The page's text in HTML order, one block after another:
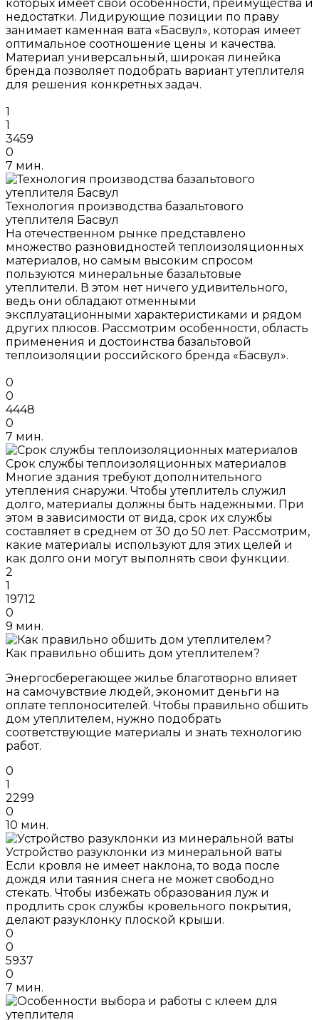
которых имеет свои особенности, преимущества и
недостатки. Лидирующие позиции по праву
занимает каменная вата «Басвул», которая имеет
оптимальное соотношение цены и качества.
Материал универсальный, широкая линейка
бренда позволяет подобрать вариант утеплителя
для решения конкретных задач.
1
1
3459
0
7 мин.
Технология производства базальтового
утеплителя Басвул
На отечественном рынке представлено
множество разновидностей теплоизоляционных
материалов, но самым высоким спросом
пользуются минеральные базальтовые
утеплители. В этом нет ничего удивительного,
ведь они обладают отменными
эксплуатационными характеристиками и рядом
других плюсов. Рассмотрим особенности, область
применения и достоинства базальтовой
теплоизоляции российского бренда «Басвул».
0
0
4448
0
7 мин.
Срок службы теплоизоляционных материалов
Многие здания требуют дополнительного
утепления снаружи. Чтобы утеплитель служил
долго, материалы должны быть надежными. При
этом в зависимости от вида, срок их службы
составляет в среднем от 30 до 50 лет. Рассмотрим,
какие материалы используют для этих целей и
как долго они могут выполнять свои функции.
2
1
19712
0
9 мин.
Как правильно обшить дом утеплителем?
Энергосберегающее жилье благотворно влияет
на самочувствие людей, экономит деньги на
оплате теплоносителей. Чтобы правильно обшить
дом утеплителем, нужно подобрать
соответствующие материалы и знать технологию
работ.
0
1
2299
0
10 мин.
Устройство разуклонки из минеральной ваты
Если кровля не имеет наклона, то вода после
дождя или таяния снега не может свободно
стекать. Чтобы избежать образования луж и
продлить срок службы кровельного покрытия,
делают разуклонку плоской крыши.
0
0
5937
0
7 мин.